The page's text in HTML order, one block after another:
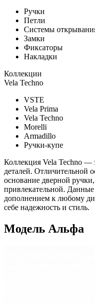
Ручки
Петли
Системы
Замки
Фиксаторы
Накладки
Коллекции
Vela Techno
VSTE
Vela Prima
Vela Techno
Morelli
Armadillo
Ручки-купе
Коллекция Vela Techno —
деталей. Отличительной
основание дверной ручки,
привлекательной.
дополнением к любому
себе надежность и стиль.
Модель Альфа